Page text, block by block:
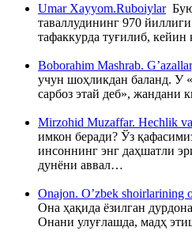
Umar Xayyom.Ruboiylar
таваллудининг 970
тафаккурда туғилиб,
Boborahim Mashrab.
учун шоҳликдан баланд. У
сарбоз этай деб», жандани
Mirzohid Muzaffar. Hechlik
имкон беради? Ўз
инсоннинг энг даҳшатли
дунёни аввал…
Onajon. O’zbek shoirlarining
Она ҳақида ёзилган
Онани улуғлашда, мадҳ